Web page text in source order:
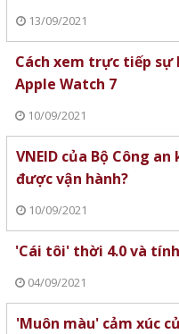
13/09/2021
Cách xem trực tiếp sự
Apple Watch 7
10/09/2021
VNEID của Bộ Công
được vận hành?
10/09/2021
'Cái tôi' thời 4.0 và
04/09/2021
'Muôn màu' cảm xúc